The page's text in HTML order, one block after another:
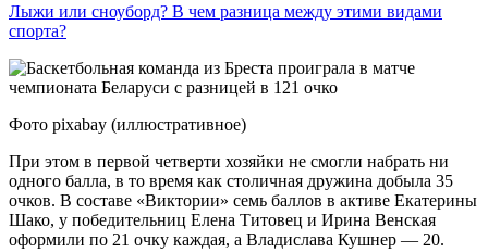
Лыжи или сноуборд? В чем разница между этими видами
спорта?
Фото pixabay (иллюстративное)
При этом в первой четверти хозяйки не смогли набрать ни
одного балла, в то время как столичная дружина добыла 35
очков. В составе «Виктории» семь баллов в активе Екатерины
Шако, у победительниц Елена Титовец и Ирина Венская
оформили по 21 очку каждая, а Владислава Кушнер — 20.